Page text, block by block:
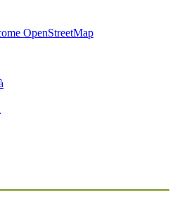
OpenStreetMap